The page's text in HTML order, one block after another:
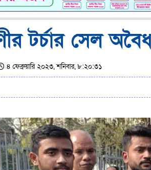
টর্চার সেল
৪ ফেব্রুয়ারি ২০২৩, শনিবার, ৮:২০:৩১